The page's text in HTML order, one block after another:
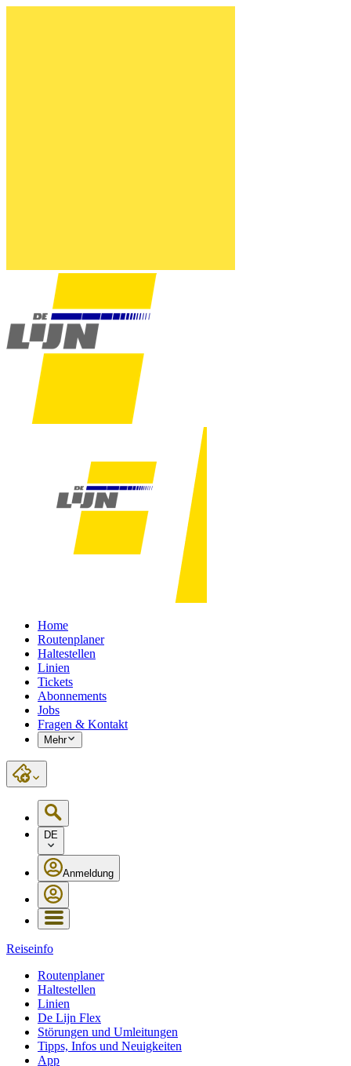
Home
Routenplaner
Haltestellen
Linien
Tickets
Abonnements
Jobs
Fragen & Kontakt
Mehr
DE
Anmeldung
Reiseinfo
Routenplaner
Haltestellen
Linien
De Lijn Flex
Störungen und Umleitungen
Tipps, Infos und Neuigkeiten
App